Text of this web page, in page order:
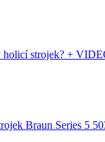
holicí strojek? +
Braun Series 5